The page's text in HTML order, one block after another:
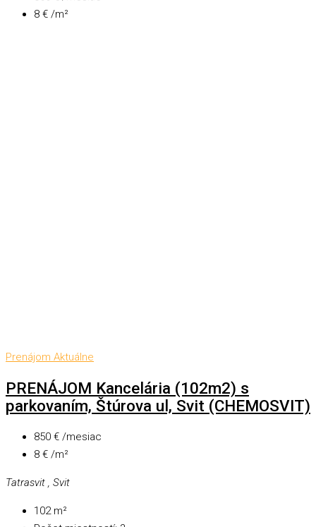
8 € /m²
Prenájom Aktuálne
PRENÁJOM Kancelária (102m2) s
parkovaním, Štúrova ul, Svit (CHEMOSVIT)
850 € /mesiac
8 € /m²
Tatrasvit , Svit
102 m²